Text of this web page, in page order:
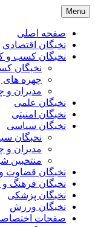
Skip
to
content
Menu
صفحه اصلی
نخبگان اقتصادی
نخبگان کسب و
نخبگان
چهره های
مدیران و
نخبگان علمی
نخبگان امنیتی
نخبگان سیاسی
نخبگان
مدیران و
منتخبین
نخبگان قضاوت
نخبگان فرهنگ و
نخبگان پزشکی
نخبگان ورزش
صفحات